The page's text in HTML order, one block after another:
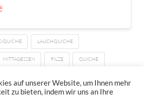
QUICHE LAUCHQUICHE
MITTAGESSEN PILZE QUICHE
auf unserer Website, um Ihnen mehr
zu bieten, indem wir uns an Ihre